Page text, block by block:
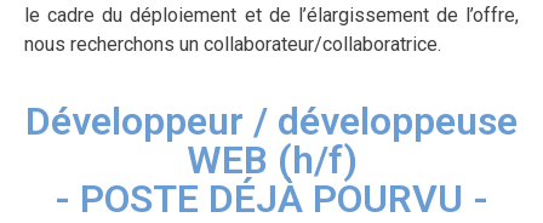
le cadre du déploiement et de l’élargissement de l’offre,
nous recherchons un collaborateur/collaboratrice.
Développeur / développeuse
WEB (h/f)​
- POSTE DÉJÀ POURVU -